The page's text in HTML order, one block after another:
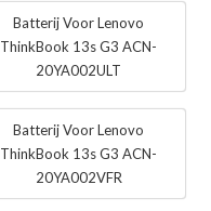
Batterij Voor Lenovo
ThinkBook 13s G3 ACN-
20YA002ULT
Batterij Voor Lenovo
ThinkBook 13s G3 ACN-
20YA002VFR